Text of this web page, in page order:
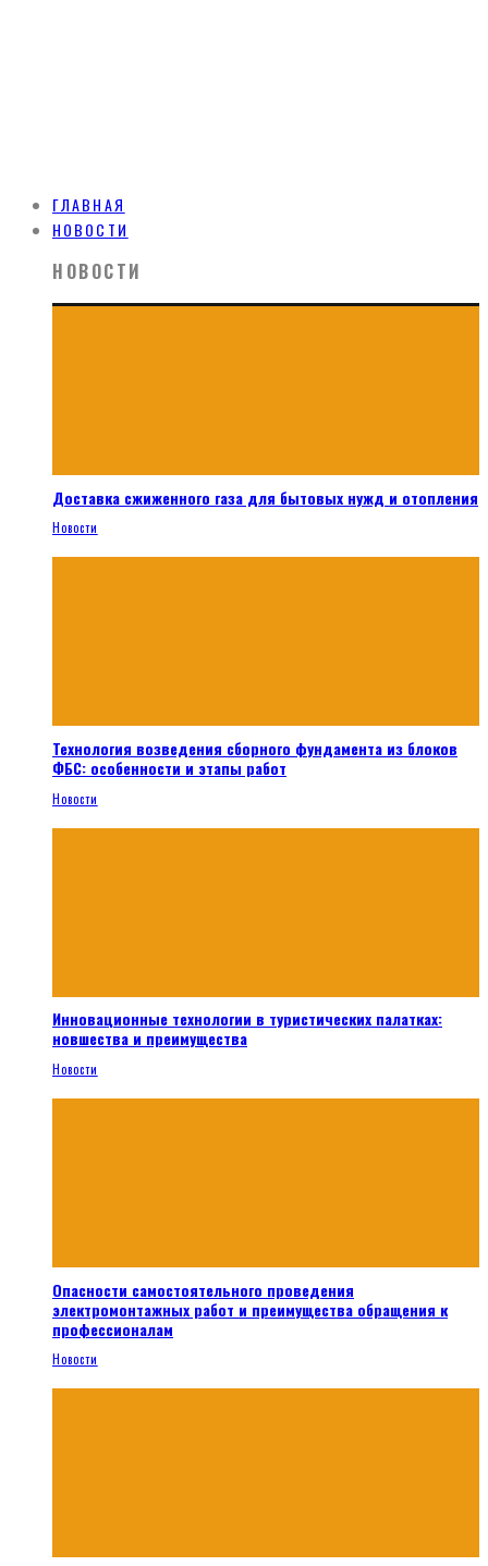
ГЛАВНАЯ
НОВОСТИ
НОВОСТИ
Доставка сжиженного газа для бытовых нужд и отопления
Новости
Технология возведения сборного фундамента из блоков
ФБС: особенности и этапы работ
Новости
Инновационные технологии в туристических палатках:
новшества и преимущества
Новости
Опасности самостоятельного проведения
электромонтажных работ и преимущества обращения к
профессионалам
Новости